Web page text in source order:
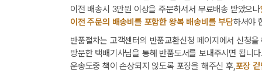
이전 배송시 3만원 이상을 주문하셔서 무료배송 받았으나
이전 주문의 배송비를 포함한 왕복 배송비를 부담하셔야
반품절차는 고객센터의 반품교환신청 페이지에서 신청
방문한 택배기사님을 통해 반품도서를 보내주시면 됩니
운송도중 책이 손상되지 않도록 포장을 해주신 후,포장